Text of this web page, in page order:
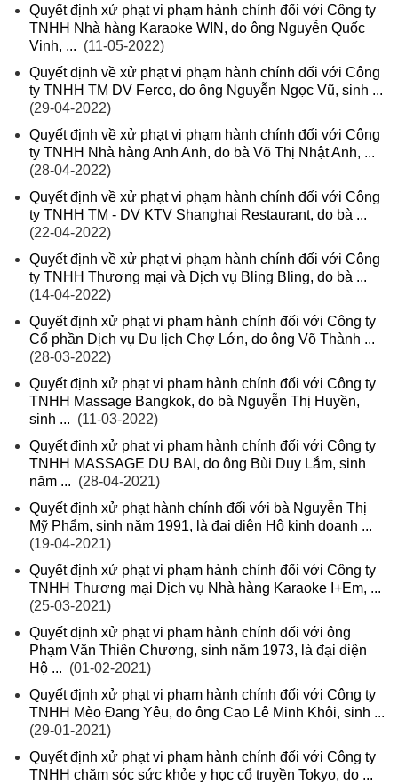
Quyết định xử phạt vi phạm hành chính đối với Công ty
TNHH Nhà hàng Karaoke WIN, do ông Nguyễn Quốc
Vinh, ... (11-05-2022)
Quyết định về xử phạt vi phạm hành chính đối với Công
ty TNHH TM DV Ferco, do ông Nguyễn Ngọc Vũ, sinh ...
(29-04-2022)
Quyết định về xử phạt vi phạm hành chính đối với Công
ty TNHH Nhà hàng Anh Anh, do bà Võ Thị Nhật Anh, ...
(28-04-2022)
Quyết định về xử phạt vi phạm hành chính đối với Công
ty TNHH TM - DV KTV Shanghai Restaurant, do bà ...
(22-04-2022)
Quyết định về xử phạt vi phạm hành chính đối với Công
ty TNHH Thương mại và Dịch vụ Bling Bling, do bà ...
(14-04-2022)
Quyết định xử phạt vi phạm hành chính đối với Công ty
Cổ phần Dịch vụ Du lịch Chợ Lớn, do ông Võ Thành ...
(28-03-2022)
Quyết định xử phạt vi phạm hành chính đối với Công ty
TNHH Massage Bangkok, do bà Nguyễn Thị Huyền,
sinh ... (11-03-2022)
Quyết định xử phạt vi phạm hành chính đối với Công ty
TNHH MASSAGE DU BAI, do ông Bùi Duy Lắm, sinh
năm ... (28-04-2021)
Quyết định xử phạt hành chính đối với bà Nguyễn Thị
Mỹ Phẩm, sinh năm 1991, là đại diện Hộ kinh doanh ...
(19-04-2021)
Quyết định xử phạt vi phạm hành chính đối với Công ty
TNHH Thương mại Dịch vụ Nhà hàng Karaoke I+Em, ...
(25-03-2021)
Quyết định xử phạt vi phạm hành chính đối với ông
Phạm Văn Thiên Chương, sinh năm 1973, là đại diện
Hộ ... (01-02-2021)
Quyết định xử phạt vi phạm hành chính đối với Công ty
TNHH Mèo Đang Yêu, do ông Cao Lê Minh Khôi, sinh ...
(29-01-2021)
Quyết định xử phạt vi phạm hành chính đối với Công ty
TNHH chăm sóc sức khỏe y học cổ truyền Tokyo, do ...